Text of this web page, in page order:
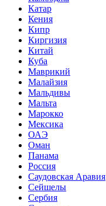
Катар
Кения
Кипр
Киргизия
Китай
Куба
Маврикий
Малайзия
Мальдивы
Мальта
Марокко
Мексика
ОАЭ
Оман
Панама
Россия
Саудовская Аравия
Сейшелы
Сербия